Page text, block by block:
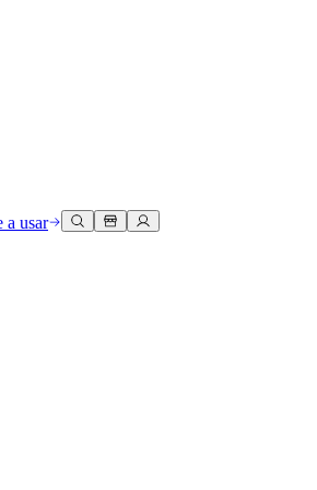
plataforma
com sua equipe
3D em tempo real
em 3D
rastreador de problemas
gratuitamente
treinadores do Unity
Unity
com Unity
rápido com suporte especializado
comuns
a usar